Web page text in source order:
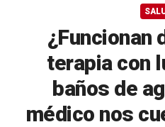
¿Funcionan
terapia con
baños de
médico nos